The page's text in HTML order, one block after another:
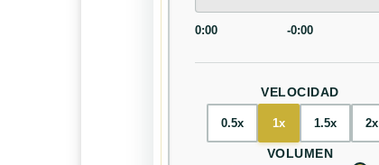
0:00 -0:00
VELOCIDAD
0.5x 1x 1.5x 2x
VOLUMEN